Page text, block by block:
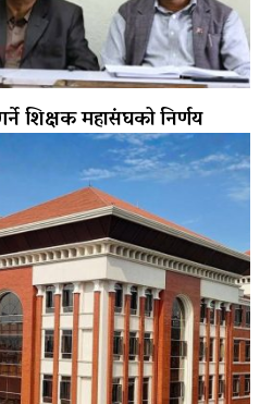
शिक्षक महासंघको निर्णय